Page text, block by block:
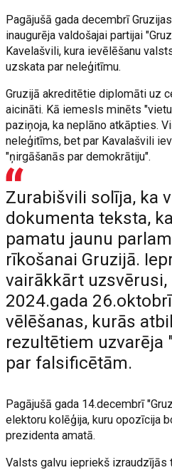
Pagājušā gada decembrī
inaugurēja valdošajai partijai
Kavelašvili, kura ievēlēšanu
uzskata par neleģitīmu.
Gruzijā akreditētie diplomāti uz
aicināti. Kā iemesls minēts
paziņoja, ka neplāno atkāpties.
neleģitīms, bet par Kavalašvili
"ņirgāšanās par demokrātiju".
Zurabišvili solīja, ka
dokumenta teksta,
pamatu jaunu
rīkošanai Gruzijā.
vairākkārt uzsvērusi,
2024.gada
vēlēšanas, kurās
rezultētiem uzvarēja
par falsificētām.
Pagājušā gada 14.decembrī
elektoru kolēģija, kuru opozīcija
prezidenta amatā.
Valsts galvu iepriekš izraudzījās